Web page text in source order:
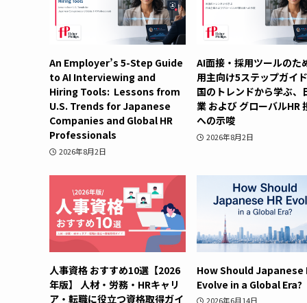
An Employer’s 5-Step Guide
to AI Interviewing and
Hiring Tools: Lessons from
U.S. Trends for Japanese
Companies and Global HR
Professionals
2026年8月2日
AI面接・採用ツールのた
用主向け5ステップガイ
国のトレンドから学ぶ、
業 および グローバルHR
への示唆
2026年8月2日
人事資格 おすすめ10選【2026
年版】 人材・労務・HRキャリ
ア・転職に役立つ資格取得ガイ
How Should Japanese
Evolve in a Global Era?
2026年6月14日